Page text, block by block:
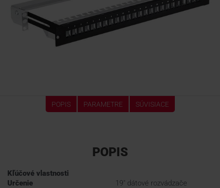
POPIS PARAMETRE SÚVISIACE
POPIS
Kľúčové vlastnosti
Určenie
19" dátové rozvádzače